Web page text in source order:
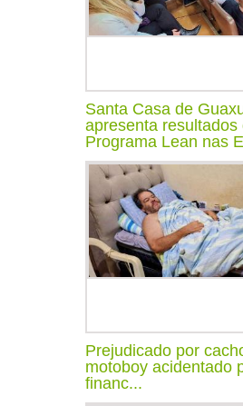
Santa Casa de
apresenta resultados
Programa Lean nas
Prejudicado por
motoboy acidentado
financ...